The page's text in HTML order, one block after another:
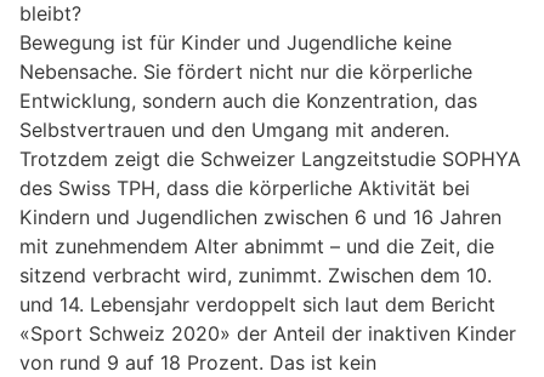
bleibt?
Bewegung ist für Kinder und Jugendliche keine
Nebensache. Sie fördert nicht nur die körperliche
Entwicklung, sondern auch die Konzentration, das
Selbstvertrauen und den Umgang mit anderen.
Trotzdem zeigt die Schweizer Langzeitstudie SOPHYA
des Swiss TPH, dass die körperliche Aktivität bei
Kindern und Jugendlichen zwischen 6 und 16 Jahren
mit zunehmendem Alter abnimmt – und die Zeit, die
sitzend verbracht wird, zunimmt. Zwischen dem 10.
und 14. Lebensjahr verdoppelt sich laut dem Bericht
«Sport Schweiz 2020» der Anteil der inaktiven Kinder
von rund 9 auf 18 Prozent. Das ist kein